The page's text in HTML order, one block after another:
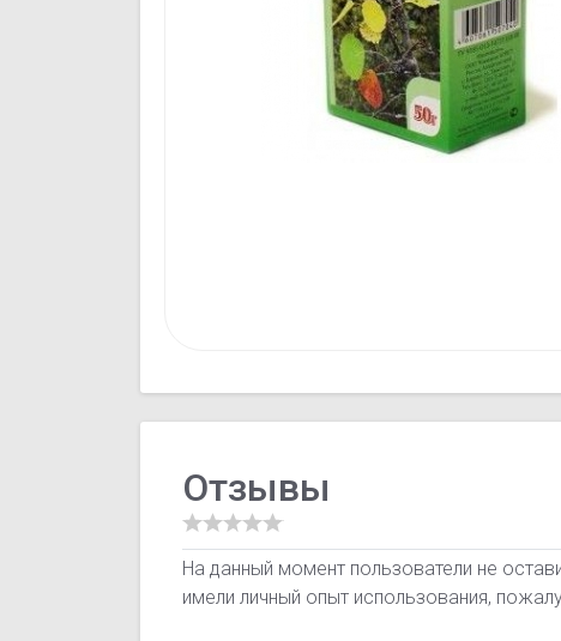
Отзывы
На данный момент пользователи не
имели личный опыт использования,